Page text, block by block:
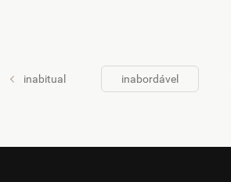
inabitual inabordável